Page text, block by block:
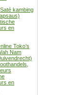
Saté kambing
en
Toko’s
Nam
en